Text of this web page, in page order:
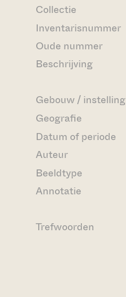
Collectie
Inventarisnummer
Oude nummer
Beschrijving
Gebouw / instelling
Geografie
Datum of periode
Auteur
Beeldtype
Annotatie
Trefwoorden